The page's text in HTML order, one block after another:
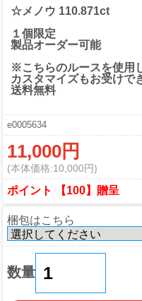
☆メノウ 110.871ct
１個限定
製品オーダー可能
※こちらのルースを使用
カスタマイズもお受けで
送料無料
e0005634
11,000円
(本体価格:10,000円)
ポイント 【100】贈呈
梱包はこちら
数量